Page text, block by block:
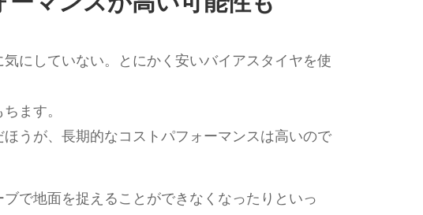
にしていない。とにかく安いバイアスタイヤを使
ます。
うが、長期的なコストパフォーマンスは高いので
で地面を捉えることができなくなったりといっ